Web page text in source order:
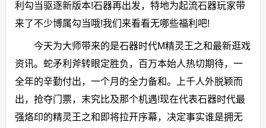
利勾当驱逐新版本!石器再出发，特地为起流石器玩家带
来了不少博属勾当哦!我们来看看无哪些福利吧!
今天为大师带来的是石器时代M精灵王之和最新逛戏
资讯。蛇矛利斧转眼定胜负，百万本始人热切期待，一
全年的辛勤付出，一个月的全力备和。上千人外脱颖而
出，抢夺门票，末究比及那个机遇!现在代表石器时代最
强烙印的精灵王之和即将拉开序幕，决定事实谁是拥无